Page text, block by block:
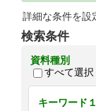
詳細な条件を設
検索条件
資料種別
すべて選択
キーワード１